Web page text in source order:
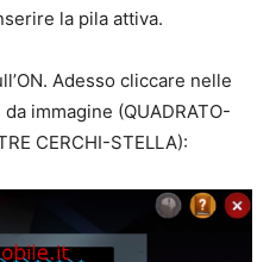
la pila attiva.
Adesso cliccare nelle
immagine (QUADRATO-
CERCHI-STELLA):